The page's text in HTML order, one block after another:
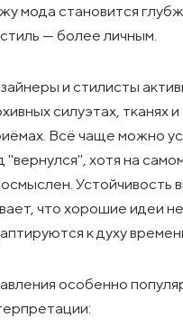
мода становится
— более личным.
и стилисты
силуэтах, тканях и
Всё чаще можно
хотя на
Устойчивость
что хорошие идеи не
к духу
особенно